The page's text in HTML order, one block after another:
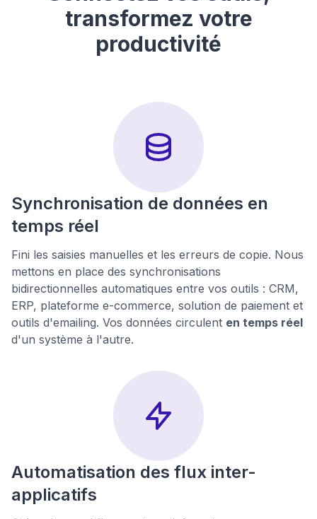
transformez votre
productivité
Synchronisation de données en
temps réel
Fini les saisies manuelles et les erreurs de copie. Nous
mettons en place des synchronisations
bidirectionnelles automatiques entre vos outils : CRM,
ERP, plateforme e-commerce, solution de paiement et
outils d'emailing. Vos données circulent en temps réel
d'un système à l'autre.
Automatisation des flux inter-
applicatifs